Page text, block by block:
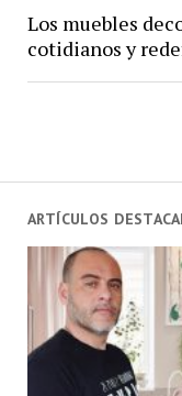
ARTÍCULOS
Los muebles
cotidianos y